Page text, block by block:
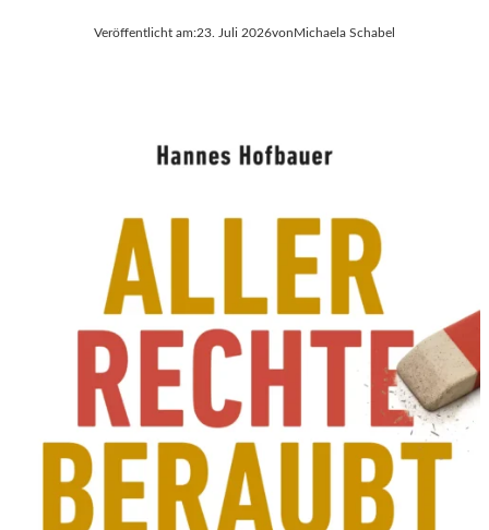
Veröffentlicht am:23. Juli 2026von Michaela Schabel